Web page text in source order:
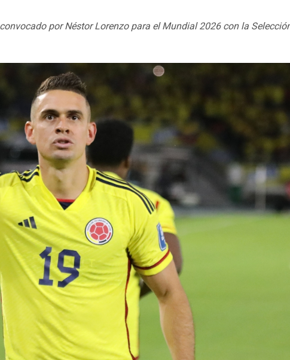
por Néstor Lorenzo para el Mundial 2026 con la